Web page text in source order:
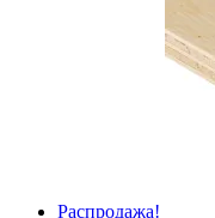
Распродажа!